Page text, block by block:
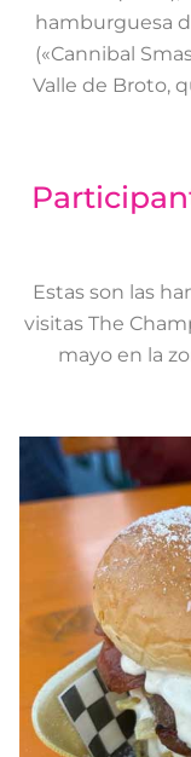
hamburguesa
(«Cannibal
Valle de Broto,
Estas son las
visitas The
mayo en la